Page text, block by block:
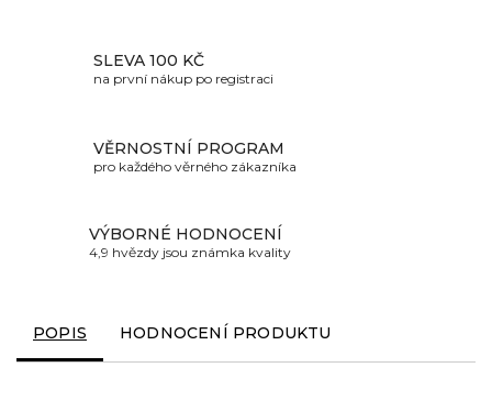
SLEVA 100 KČ
na první nákup po registraci
VĚRNOSTNÍ PROGRAM
pro každého věrného zákazníka
VÝBORNÉ HODNOCENÍ
4,9 hvězdy jsou známka kvality
POPIS HODNOCENÍ PRODUKTU